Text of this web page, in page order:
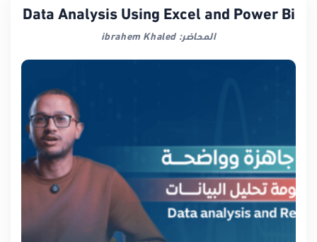
Data Analysis Using Excel and Power Bi
المحاضر: ibrahem Khaled